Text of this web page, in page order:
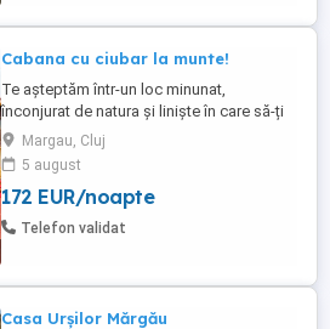
proiector ...
Cabana cu ciubar la munte!
Te aşteptăm într-un loc minunat,
înconjurat de natura și liniște în care să-ți
petreci zilele de concediu. Flori din Deal
se află în comuna Mărgău, la doar o oră
de Cluj-Napoca. Capacitatea locației este
de 10 persoane și dispune de 4
dormitoare cu 2 băi. - 2 camere duble - 2
Margau, Cluj
5 august
172 EUR/noapte
Telefon validat
Casa Urșilor Mărgău